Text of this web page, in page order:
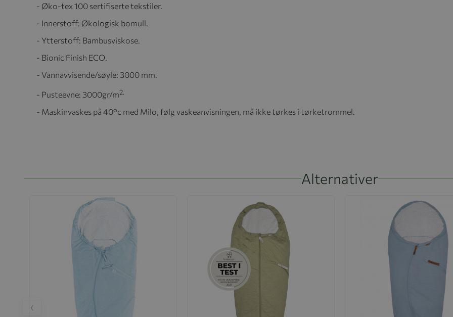
- Øko-tex 100 sertifiserte tekstiler.
- Innerstoff: Økologisk bomull.
- Ytterstoff: Bambusviskose.
- Bionic Finish ECO.
- Vannavvisende/søyle: 3000 mm.
- Pusteevne: 3000gr/m2.
- Maskinvaskes på 40°c med Milo, følg vaskeanvisningen, må ikke tørkes i tørketrommel.
Alternativer
‹